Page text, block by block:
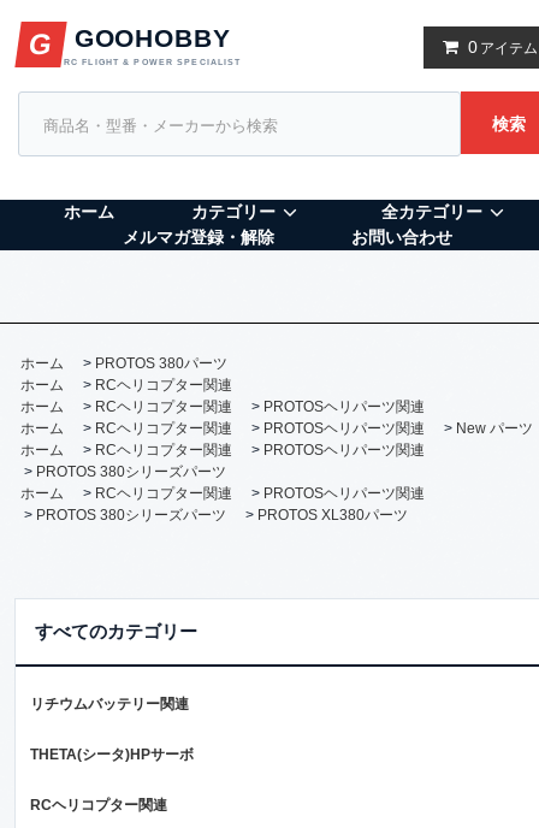
検索
0 アイテム
G GOOHOBBY
RC FLIGHT & POWER SPECIALIST
ホーム カテゴリー
全カテゴリー
メルマガ登録・解除
お問い合わせ
ホーム > PROTOS 380パーツ
ホーム
> RCヘリコプター関連
ホーム
> RCヘリコプター関連 > PROTOSヘリパーツ関連
ホーム
> RCヘリコプター関連 > PROTOSヘリパーツ関連 > New パーツ
ホーム
> RCヘリコプター関連 > PROTOSヘリパーツ関連
> PROTOS 380シリーズパーツ
ホーム
> RCヘリコプター関連 > PROTOSヘリパーツ関連
> PROTOS 380シリーズパーツ > PROTOS XL380パーツ
すべてのカテゴリー
リチウムバッテリー関連
THETA(シータ)HPサーボ
RCヘリコプター関連